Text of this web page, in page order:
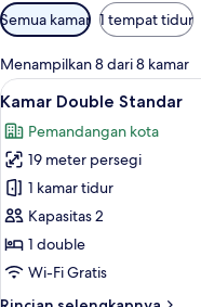
Filter
tersedia
untuk
kamar
Semua kamar 1 tempat tidur
Menampilkan 8 dari 8 kamar
Lihat
semua
foto
untuk
Kamar
Double
Standar
3
Kamar Double Standar
Pemandangan kota
19 meter persegi
1 kamar tidur
Kapasitas 2
1 double
Wi-Fi Gratis